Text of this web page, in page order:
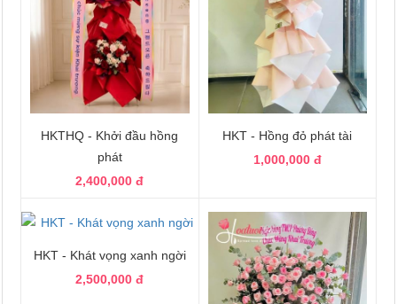
HKTHQ - Khởi đầu hồng
phát
2,400,000 đ
HKT - Hồng đỏ phát tài
1,000,000 đ
HKT - Khát vọng xanh ngời
2,500,000 đ